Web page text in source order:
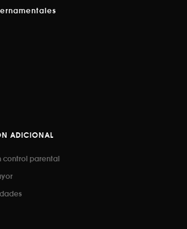
ADICIONAL
control parental